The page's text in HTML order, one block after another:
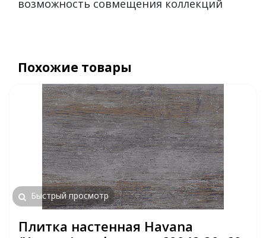
возможность совмещения коллекций
Похожие товары
Быстрый просмотр
Плитка настенная Havana